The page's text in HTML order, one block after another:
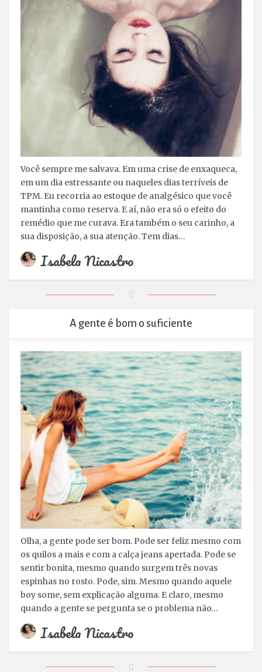
Você sempre me salvava. Em uma crise de enxaqueca,
em um dia estressante ou naqueles dias terríveis de
TPM. Eu recorria ao estoque de analgésico que você
mantinha como reserva. E aí, não era só o efeito do
remédio que me curava. Era também o seu carinho, a
sua disposição, a sua atenção. Tem dias…
Isabela Nicastro
A gente é bom o suficiente
Olha, a gente pode ser bom. Pode ser feliz mesmo com
os quilos a mais e com a calça jeans apertada. Pode se
sentir bonita, mesmo quando surgem três novas
espinhas no rosto. Pode, sim. Mesmo quando aquele
boy some, sem explicação alguma. E claro, mesmo
quando a gente se pergunta se o problema não…
Isabela Nicastro